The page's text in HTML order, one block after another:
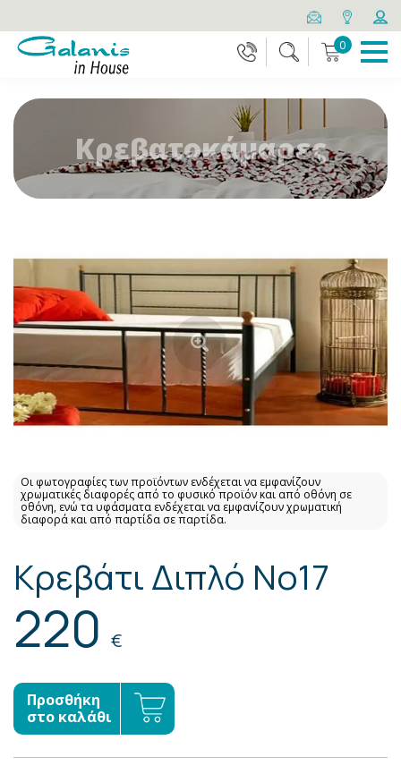
0
Κρεβατοκάμαρες
Οι φωτογραφίες των προϊόντων ενδέχεται να εμφανίζουν
χρωματικές διαφορές από το φυσικό προϊόν και από οθόνη σε
οθόνη, ενώ τα υφάσματα ενδέχεται να εμφανίζουν χρωματική
διαφορά και από παρτίδα σε παρτίδα.
Κρεβάτι Διπλό No17
220 €
Προσθήκη
στο καλάθι